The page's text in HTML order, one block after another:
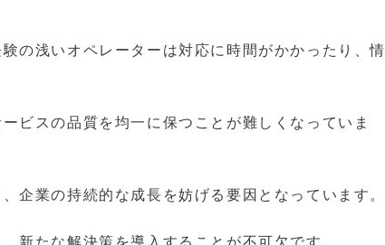
の浅いオペレーターは対応に時間がかかったり、情
ビスの品質を均一に保つことが難しくなっていま
企業の持続的な成長を妨げる要因となっています。